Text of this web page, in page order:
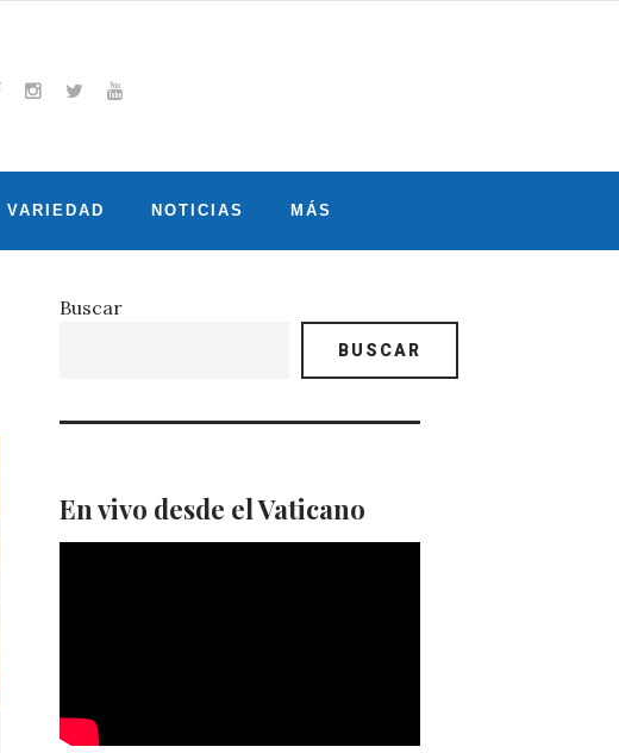
VARIEDAD NOTICIAS MÁS
Buscar
BUSCAR
En vivo desde el Vaticano